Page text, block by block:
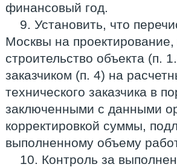
финансовый год.
9. Установить, что
Москвы на
строительство объекта (п.
заказчиком (п. 4) на
технического заказчика в
заключенными с данными
корректировкой суммы,
выполненному объему
10. Контроль за